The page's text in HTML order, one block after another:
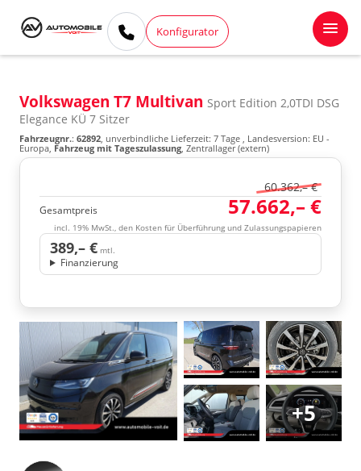
Konfigurator
Volkswagen T7 Multivan Sport Edition 2,0TDI DSG
Elegance KÜ 7 Sitzer
Fahrzeugnr.: 62892, unverbindliche Lieferzeit: 7 Tage , Landesversion: EU -
Europa, Fahrzeug mit Tageszulassung, Zentrallager (extern)
60.362,– €
Gesamtpreis 57.662,– €
incl. 19% MwSt., den Kosten für Überführung und Zulassungspapieren
389,– € mtl.
Finanzierung
+5